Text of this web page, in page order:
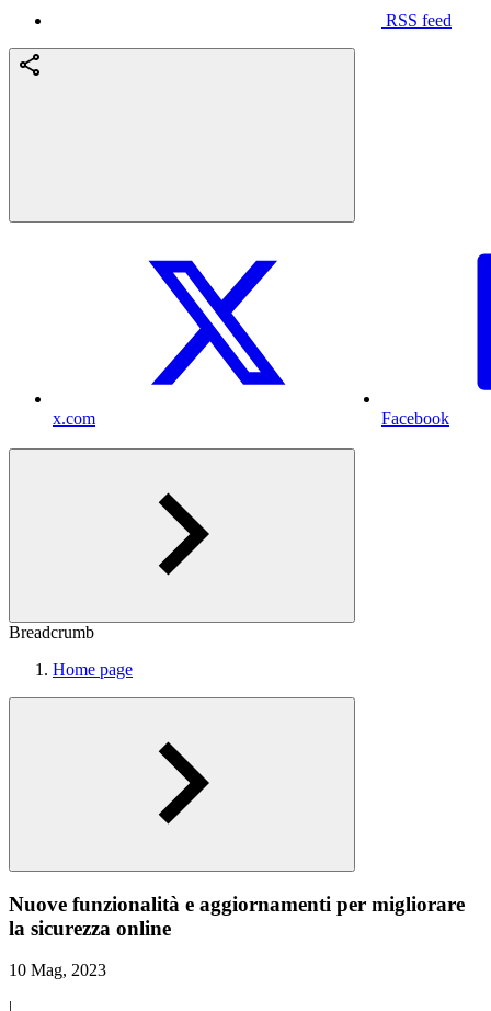
RSS feed
x.com Facebook
Breadcrumb
Home page
Nuove funzionalità e aggiornamenti per migliorare
la sicurezza online
10 Mag, 2023